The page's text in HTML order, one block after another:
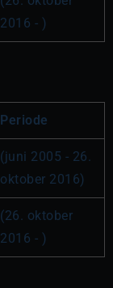
2016 - )
Periode
(juni 2005 - 26.
oktober 2016)
(26. oktober
2016 - )